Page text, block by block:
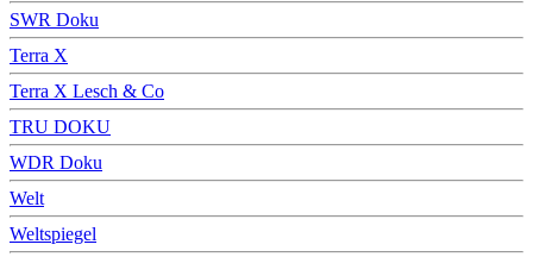
SWR Doku
Terra X
Terra X Lesch & Co
TRU DOKU
WDR Doku
Welt
Weltspiegel